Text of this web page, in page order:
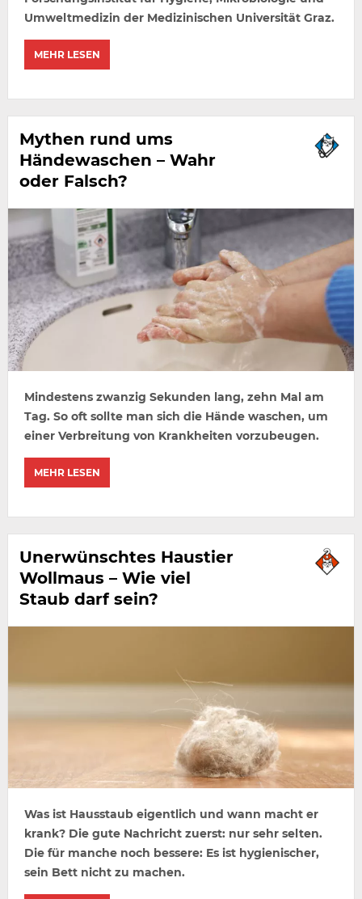
Umweltmedizin der Medizinischen Universität Graz.
MEHR LESEN
Mythen rund ums
Händewaschen – Wahr
oder Falsch?
Mindestens zwanzig Sekunden lang, zehn Mal am
Tag. So oft sollte man sich die Hände waschen, um
einer Verbreitung von Krankheiten vorzubeugen.
MEHR LESEN
Unerwünschtes Haustier
Wollmaus – Wie viel
Staub darf sein?
Was ist Hausstaub eigentlich und wann macht er
krank? Die gute Nachricht zuerst: nur sehr selten.
Die für manche noch bessere: Es ist hygienischer,
sein Bett nicht zu machen.